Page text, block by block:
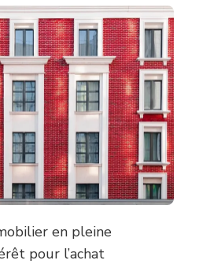
en pleine
pour l’achat